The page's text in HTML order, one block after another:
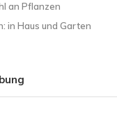
an Pflanzen
in Haus und Garten